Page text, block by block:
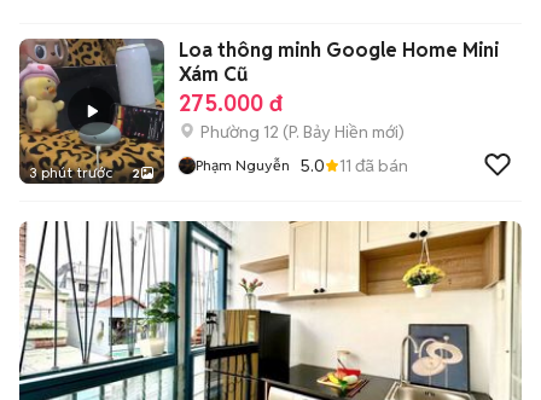
3 phút trước 2
Loa thông minh Google Home Mini
Xám Cũ
275.000 đ
Phường 12 (P. Bảy Hiền mới)
Phạm Nguyễn 5.0 11 đã bán